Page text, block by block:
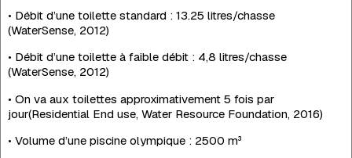
• Débit d’une toilette standard : 13.25 litres/chasse
(WaterSense, 2012)
• Débit d’une toilette à faible débit : 4,8 litres/chasse
(WaterSense, 2012)
• On va aux toilettes approximativement 5 fois par
jour(Residential End use, Water Resource Foundation, 2016)
• Volume d’une piscine olympique : 2500 m³